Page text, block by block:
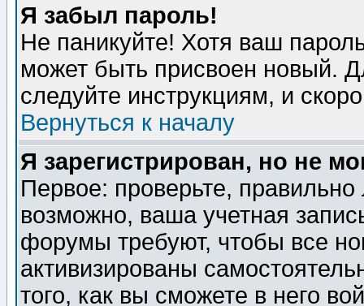
Я забыл пароль!
Не паникуйте! Хотя ваш
может быть присвоен новый.
следуйте инструкциям, и
Вернуться к началу
Я зарегистрирован, но не
Первое: проверьте,
возможно, ваша учетная
форумы требуют, чтобы все
активизированы
того, как вы сможете в него